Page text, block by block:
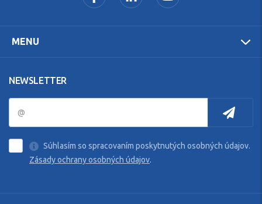
MENU
NEWSLETTER
Súhlasím so spracovaním poskytnutých osobných údajov.
Zásady ochrany osobných údajov.